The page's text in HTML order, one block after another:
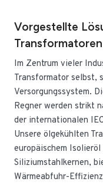
Vorgestellte
Transformatoren
Im Zentrum vieler
Transformator selbst,
Versorgungssystem.
Regner werden strikt
der internationalen
Unsere ölgekühlten
europäischem
Siliziumstahlkernen,
Wärmeabfuhr-